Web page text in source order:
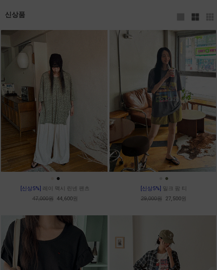
신상품
●
[신상5%] 레이 맥시 린넨 팬츠
47,000원 44,600원
●
[신상5%] 밀크 팜 티
29,000원 27,500원